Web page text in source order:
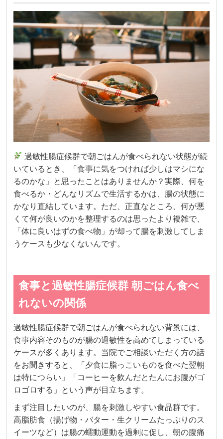
過敏性腸症候群で朝ごはんが食べられない状態が続
いているとき、「食事に気をつければ少しはマシにな
るのかな」と思ったことはありませんか？実際、何を
食べるか・どんなリズムで生活するかは、腸の状態に
かなり直結しています。ただ、正直なところ、何が悪
くて何が良いのかを整理するのは思ったより複雑で、
「体に良いはずの食べ物」が却って腸を刺激してしま
うケースも少なくないんです。
食事と過敏性腸症候群 朝ごはん食べ
れないの関係
過敏性腸症候群で朝ごはんが食べられない背景には、
食事内容そのものが腸の過敏性を高めてしまっている
ケースが多くあります。当院でご相談いただく方の話
をお聞きすると、「夕食に脂っこいものを食べた翌朝
は特につらい」「コーヒーを飲んだとたんにお腹がゴ
ロゴロする」という声が目立ちます。
まず注目したいのが、腸を刺激しやすい食品群です。
高脂肪食（揚げ物・バター・生クリームたっぷりのス
イーツなど）は腸の蠕動運動を過剰に促し、朝の腹痛